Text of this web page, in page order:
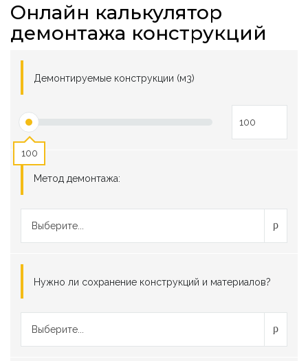
Онлайн калькулятор
демонтажа конструкций
Демонтируемые конструкции (м3)
100
Метод демонтажа:
Выберите...
Нужно ли сохранение конструкций и материалов?
Выберите...